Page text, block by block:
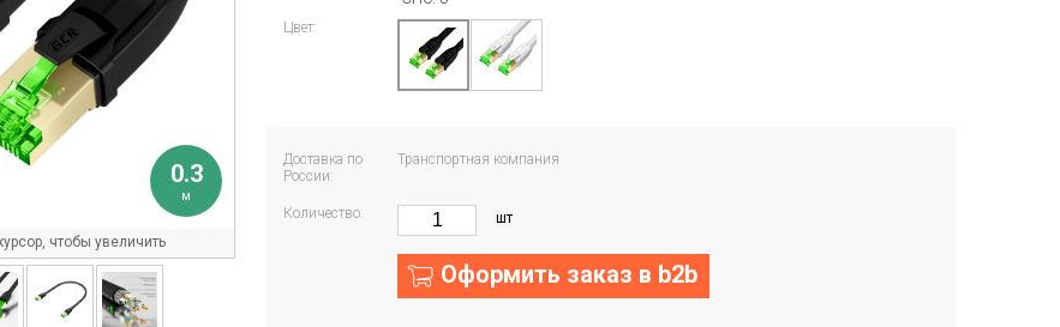
0.3
м
чтобы увеличить
Цвет:
Доставка по
России:
Транспортная компания
Количество: шт
Оформить заказ в b2b